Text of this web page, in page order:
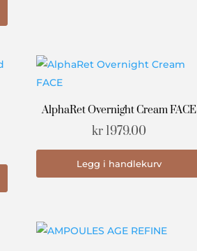
AlphaRet Overnight Cream FACE
kr1979.00
Legg i handlekurv